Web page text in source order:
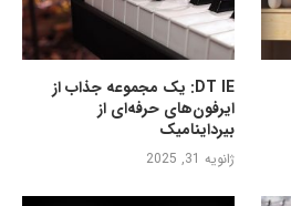
DT IE: یک مجموعه جذاب از
ایرفون‌های حرفه‌ای از
بیرداینامیک
ژانویه 31, 2025